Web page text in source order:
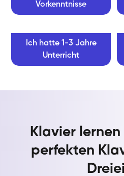
Vorkenntnisse
Ich hatte 1-3 Jahre
Unterricht
Klavier
perfekten